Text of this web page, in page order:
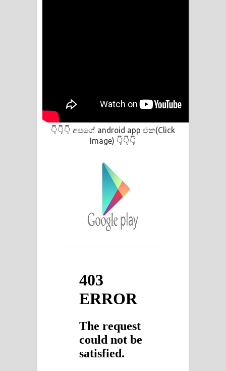
👇👇👇 අපගේ android app එක(Click
Image) 👇👇👇